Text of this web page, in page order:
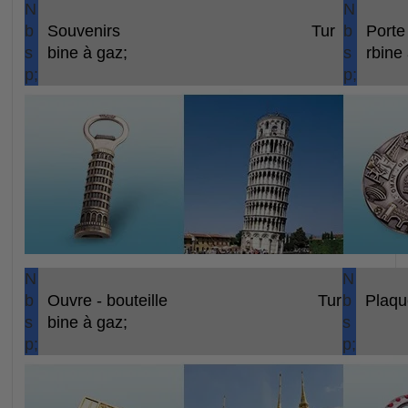
N
b
s
p;
Souvenirs
Tur
bine à gaz;
N
b
s
p;
rbine
N
b
s
p;
Ouvre - bouteille
Tur
bine à gaz;
N
b
s
p;